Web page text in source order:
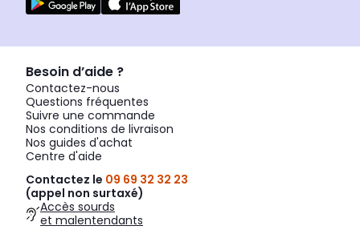
Besoin d’aide ?
Contactez-nous
Questions fréquentes
Suivre une commande
Nos conditions de livraison
Nos guides d'achat
Centre d'aide
Contactez le 09 69 32 32 23
(appel non surtaxé)
Accès sourds
et malentendants